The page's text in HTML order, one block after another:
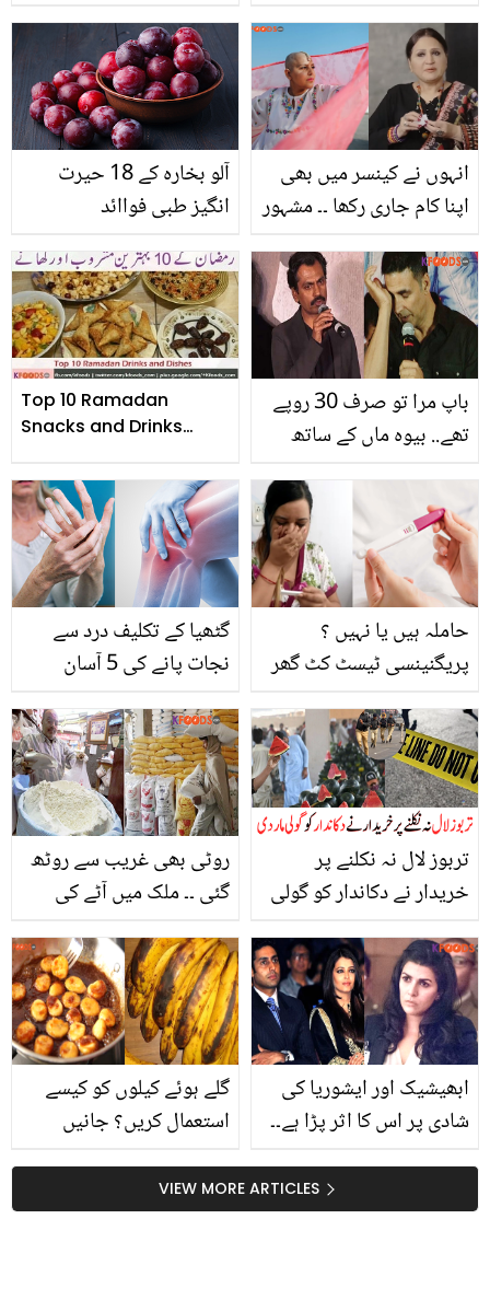
قبول کرنے کے بارے میں کیا
کہا؟
آلو بخارہ کے 18 حیرت
انگیز طبی فواائد
انہوں نے کینسر میں بھی
اپنا کام جاری رکھا ۔۔ مشہور
نے کیسنر جیسے جان لیوا
مرض کو شکست دی اور
واپس زندگی کی طرف لوٹ
آئیں
Top 10 Ramadan
Snacks and Drinks
باپ مرا تو صرف 30 روپے
تھے.. بیوہ ماں کے ساتھ
رہنا پڑا! مشہور شخصیات
کا دکھ بھرا ماضی
گٹھیا کے تکلیف درد سے
نجات پانے کی 5 آسان
حاملہ ہیں یا نہیں ؟
پریگنینسی ٹیسٹ کٹ گھر
کچھ ایسے مشورے جو
خواتین کے کام آئیں
روٹی بھی غریب سے روٹھ
گئی ۔۔ ملک میں آٹے کی
سطح پر پہنچ گئی
تربوز لال نہ نکلنے پر
خریدار نے دکاندار کو گولی
گلے ہوئے کیلوں کو کیسے
استعمال کریں؟ جانیں
اور مزیدار چیزیں بنانے کا
طریقہ
ابھیشیک اور ایشوریا کی
شادی پر اس کا اثر پڑا ہے۔۔
کو قصور وار کیوں ٹہرایا؟
سچ سامنے آگیا
VIEW MORE ARTICLES